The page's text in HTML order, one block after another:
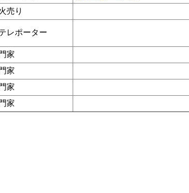
売り
レポーター
家
家
家
家